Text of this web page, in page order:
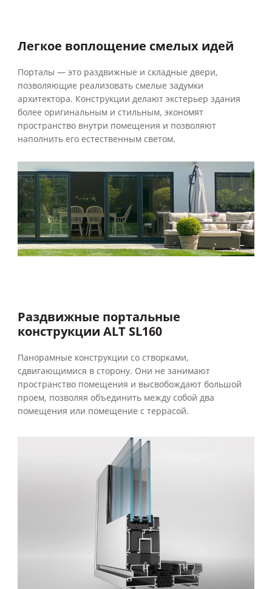
Легкое воплощение смелых идей
Порталы — это раздвижные и складные двери,
позволяющие реализовать смелые задумки
архитектора. Конструкции делают экстерьер здания
более оригинальным и стильным, экономят
пространство внутри помещения и позволяют
наполнить его естественным светом.
Раздвижные портальные
конструкции ALT SL160
Панорамные конструкции со створками,
сдвигающимися в сторону. Они не занимают
пространство помещения и высвобождают большой
проем, позволяя объединить между собой два
помещения или помещение с террасой.